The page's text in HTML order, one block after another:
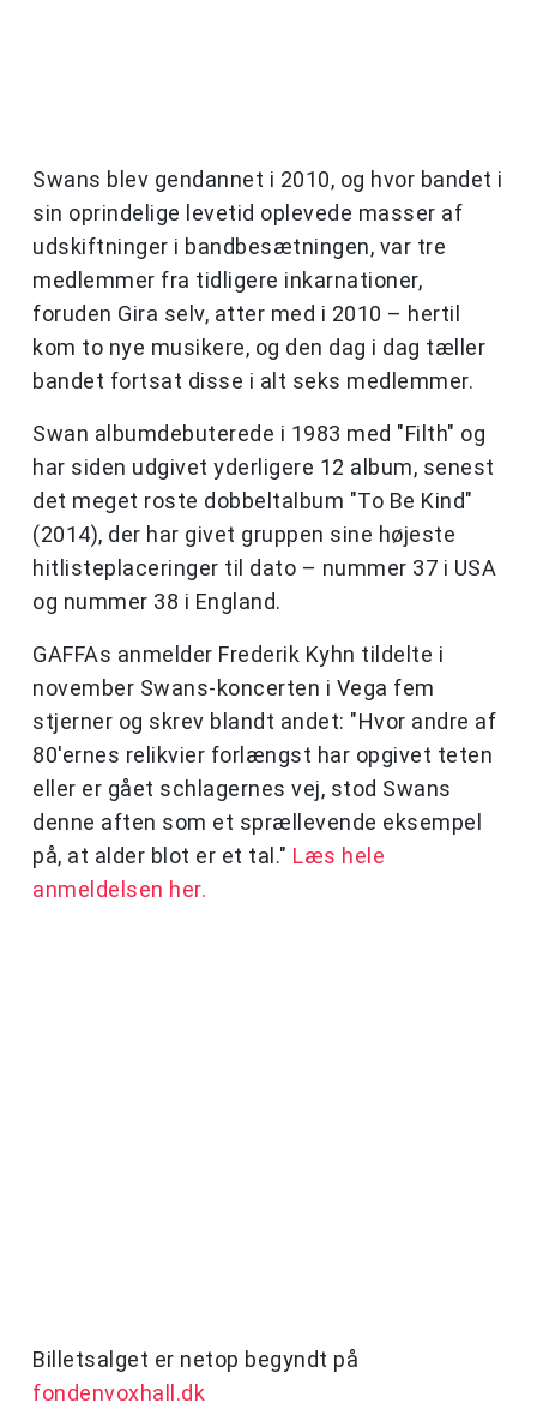
Swans blev gendannet i 2010, og hvor bandet i
sin oprindelige levetid oplevede masser af
udskiftninger i bandbesætningen, var tre
medlemmer fra tidligere inkarnationer,
foruden Gira selv, atter med i 2010 – hertil
kom to nye musikere, og den dag i dag tæller
bandet fortsat disse i alt seks medlemmer.
Swan albumdebuterede i 1983 med "Filth" og
har siden udgivet yderligere 12 album, senest
det meget roste dobbeltalbum "To Be Kind"
(2014), der har givet gruppen sine højeste
hitlisteplaceringer til dato – nummer 37 i USA
og nummer 38 i England.
GAFFAs anmelder Frederik Kyhn tildelte i
november Swans-koncerten i Vega fem
stjerner og skrev blandt andet: "Hvor andre af
80'ernes relikvier forlængst har opgivet teten
eller er gået schlagernes vej, stod Swans
denne aften som et sprællevende eksempel
på, at alder blot er et tal." Læs hele
anmeldelsen her.
Billetsalget er netop begyndt på
fondenvoxhall.dk